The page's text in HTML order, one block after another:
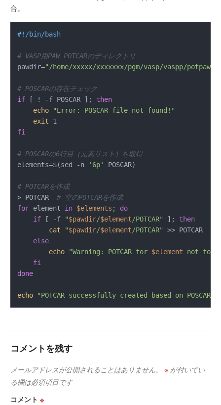
合。
#!/bin/bash
# VASP用PAW POTCARのディレクトリ
pawdir="/home/xxxxx/xxxxxxx/pgm/vasp/vaspp/
# POSCARの存在チェック
if [ ! -f POSCAR ]; then
echo
"Error: POSCAR file not found!"
exit
fi
# POSCARの6行目（元素リスト）を取得
elements=$(sed -n
'6p' POSCAR)
# POTCARを作成
> POTCAR # 空のPOTCARを作成
for element in $elements ; do
if [ -f "$pawdir/$element/POTCAR" ]; then
cat
"$pawdir/$element/POTCAR"
>> POTCAR
else
echo
"Warning: POTCAR for $element not
fi
done
echo "POTCAR successfully created based on POSCAR."
コメントを残す
メールアドレスが公開されることはありません。 ※ が付いてい
る欄は必須項目です
コメント※